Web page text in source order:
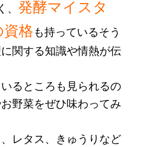
、発酵マイスタ
格も持っているそう
関する知識や情熱が伝
るところも見られるの
野菜をぜひ味わってみ
、レタス、きゅうりなど